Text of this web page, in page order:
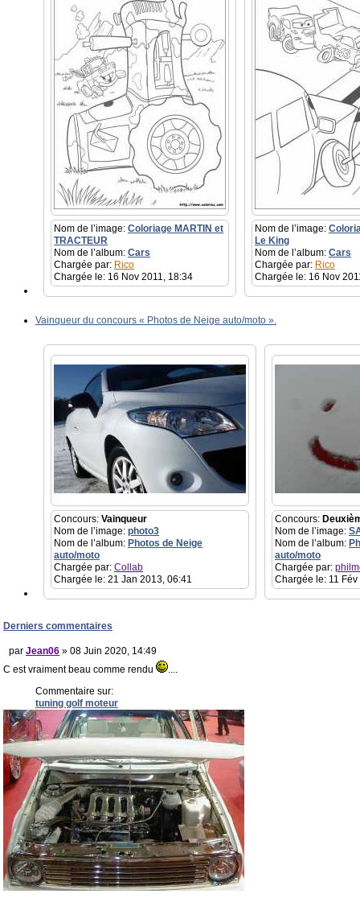
Nom de l’image: Coloriage MARTIN et
TRACTEUR
Nom de l’album: Cars
Chargée par: Rico
Chargée le: 16 Nov 2011, 18:34
Nom de l’image:
Le King
Nom de l’album: Cars
Chargée par: Rico
Chargée le: 16 Nov
Vainqueur du concours « Photos de Neige auto/moto ».
Concours: Vainqueur
Nom de l’image: photo3
Nom de l’album: Photos de Neige
auto/moto
Chargée par: Collab
Chargée le: 21 Jan 2013, 06:41
Concours:
Nom de l’image:
Nom de l’album:
auto/moto
Chargée par:
Chargée le: 11
Derniers commentaires
par Jean06 » 08 Juin 2020, 14:49
C est vraiment beau comme rendu
....
Commentaire sur:
tuning golf moteur